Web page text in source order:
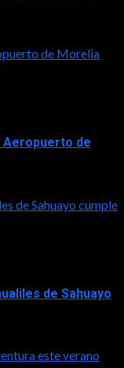
de Morelia
Aeropuerto de
de Sahuayo cumple
de Sahuayo
este verano